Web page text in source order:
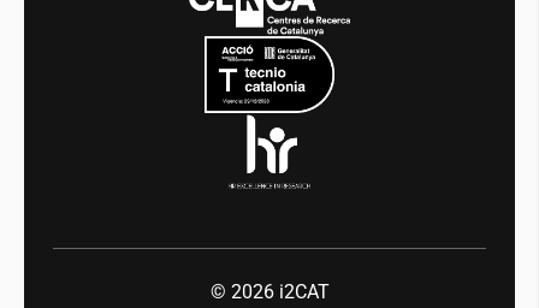
Equitat i diversitat
© 2026 i2CAT